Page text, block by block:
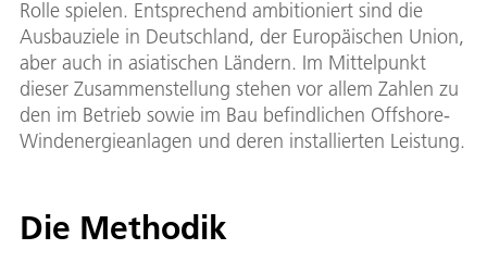
Rolle spielen. Entsprechend ambitioniert sind die
Ausbauziele in Deutschland, der Europäischen Union,
aber auch in asiatischen Ländern. Im Mittelpunkt
dieser Zusammenstellung stehen vor allem Zahlen zu
den im Betrieb sowie im Bau befindlichen Offshore-
Windenergieanlagen und deren installierten Leistung.
Die Methodik